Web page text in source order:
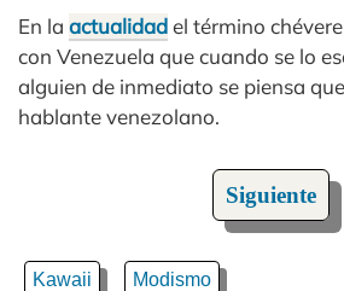
En la actualidadel término
con Venezuela que cuando se lo
alguien de inmediato se piensa
hablante venezolano.
Siguiente
Kawaii Modismo